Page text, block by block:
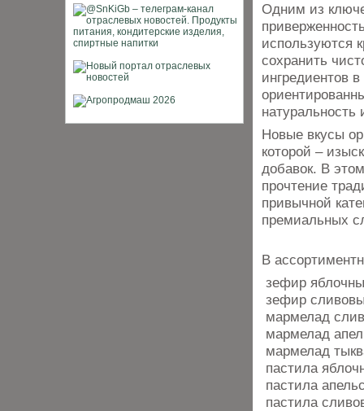
Одним из
используются
сохранить
ингредиентов
Новые вкусы
которой –
добавок. В
прочтение
привычной
премиальных
В
зефир
зефир
мармелад
мармелад
мармелад
пастила
пастила
пастила